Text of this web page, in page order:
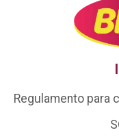
Regulamento para